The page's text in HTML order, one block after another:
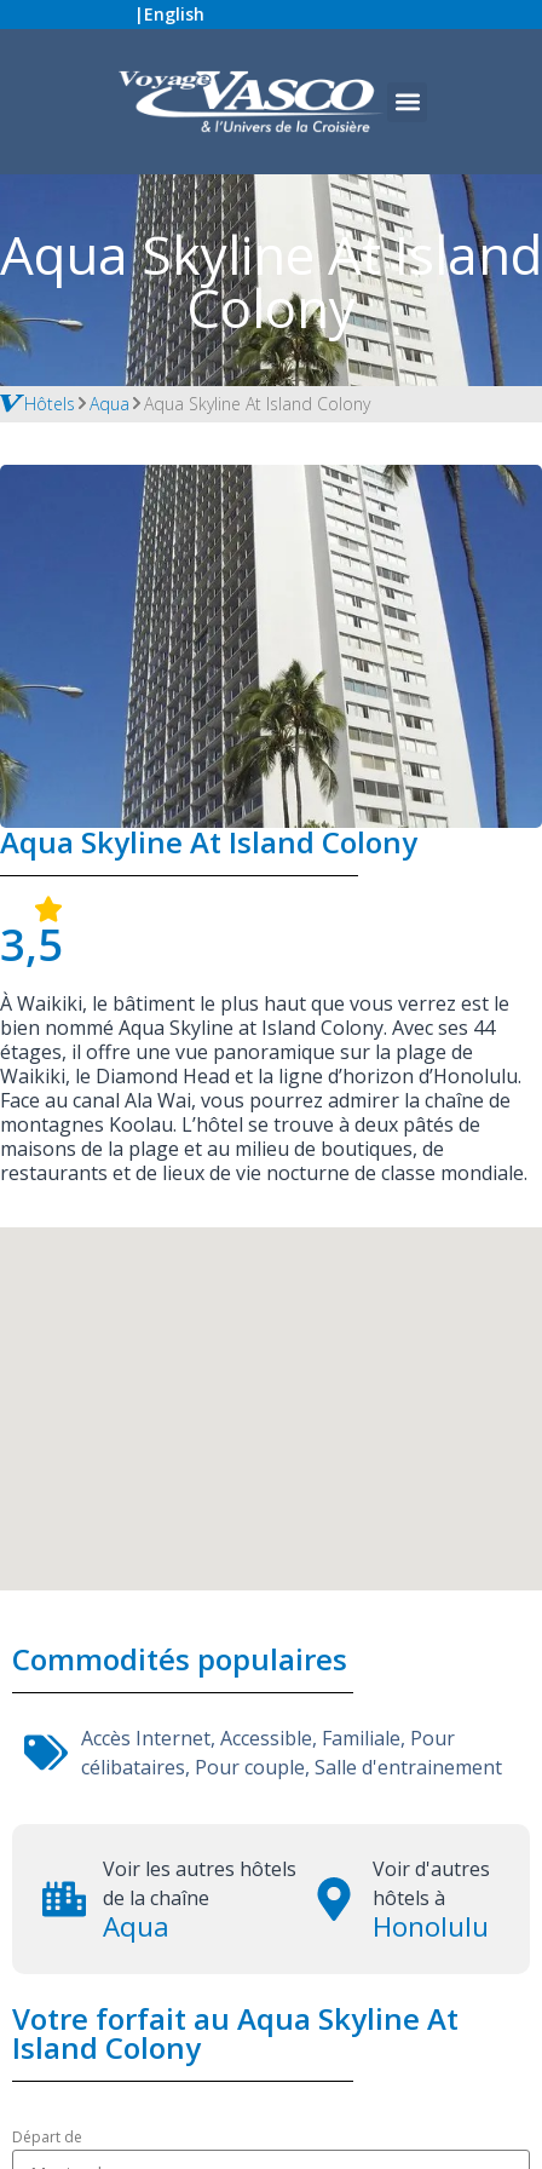
| English
Aqua Skyline At Island
Colony
Hôtels Aqua Aqua Skyline At Island Colony
Aqua Skyline At Island Colony
3,5
À Waikiki, le bâtiment le plus haut que vous verrez est le
bien nommé Aqua Skyline at Island Colony. Avec ses 44
étages, il offre une vue panoramique sur la plage de
Waikiki, le Diamond Head et la ligne d’horizon d’Honolulu.
Face au canal Ala Wai, vous pourrez admirer la chaîne de
montagnes Koolau. L’hôtel se trouve à deux pâtés de
maisons de la plage et au milieu de boutiques, de
restaurants et de lieux de vie nocturne de classe mondiale.
Commodités populaires
Accès Internet, Accessible, Familiale, Pour
célibataires, Pour couple, Salle d'entrainement
Voir les autres hôtels
de la chaîne
Aqua
Voir d'autres
hôtels à
Honolulu
Votre forfait au Aqua Skyline At
Island Colony
Départ de